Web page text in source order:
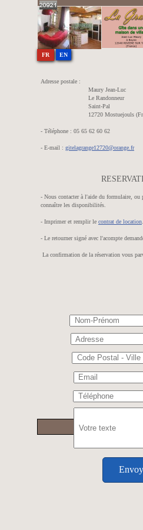
A 15 km de Millau et de son viaduc, aux portes
FR EN
- Nous contacter à l'aide du formulaire, ou
connaître les disponibilités.
- Imprimer et remplir le contrat de location
- Le retourner signé avec l'acompte
La confirmation de la réservation vous
Adresse postale :
Maury Jean-Luc
Le Randonneur
Saint-Pal
12720 Mostuejouls
- Téléphone : 05 65 62 60 62
- E-mail : gitelagrange12720@orange.fr